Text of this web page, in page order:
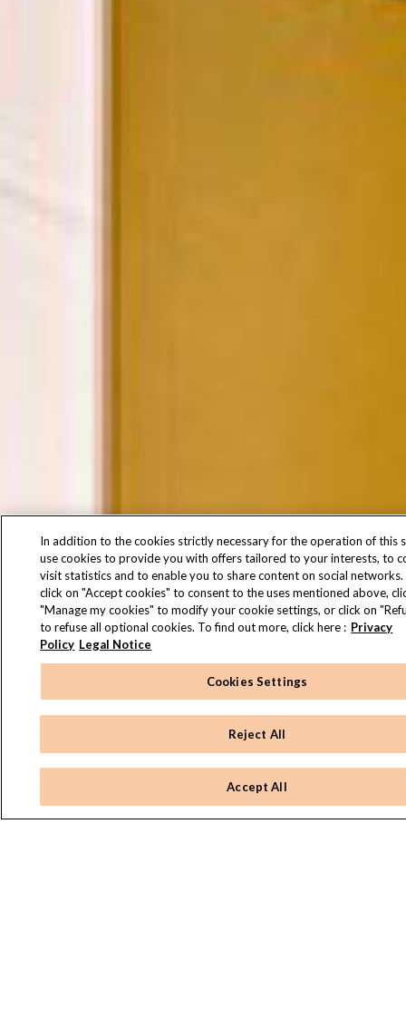
In addition to the cookies strictly necessary for the operation of this
use cookies to provide you with offers tailored to your interests, to
visit statistics and to enable you to share content on social networks.
click on "Accept cookies" to consent to the uses mentioned above,
"Manage my cookies" to modify your cookie settings, or click on
to refuse all optional cookies. To find out more, click here : Privacy
Policy Legal Notice
Cookies Settings
Reject All
Accept All